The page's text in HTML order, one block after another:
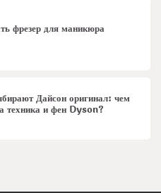
фрезер для маникюра
Дайсон оригинал: чем
техника и фен Dyson?